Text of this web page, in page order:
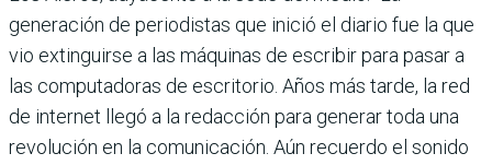
generación de periodistas que inició el diario fue la que
vio extinguirse a las máquinas de escribir para pasar a
las computadoras de escritorio. Años más tarde, la red
de internet llegó a la redacción para generar toda una
revolución en la comunicación. Aún recuerdo el sonido